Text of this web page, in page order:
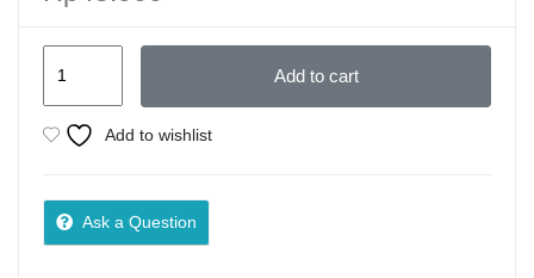
Petelur
Intrans
Publishing
Add to cart
Add to wishlist
Ask a Question